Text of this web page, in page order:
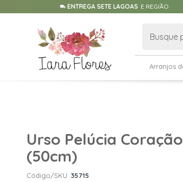
ENTREGA SETE LAGOAS E REGIÃO
Arranjos
Urso Pelúcia Coração
(50cm)
Código/SKU: 35715